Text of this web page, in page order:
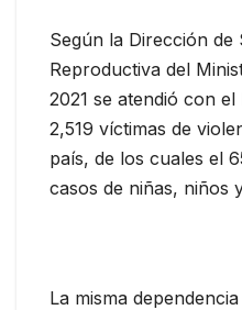
Según la Dirección de
Reproductiva del
2021 se atendió con
2,519 víctimas de
país, de los cuales el
casos de niñas, niños
La misma